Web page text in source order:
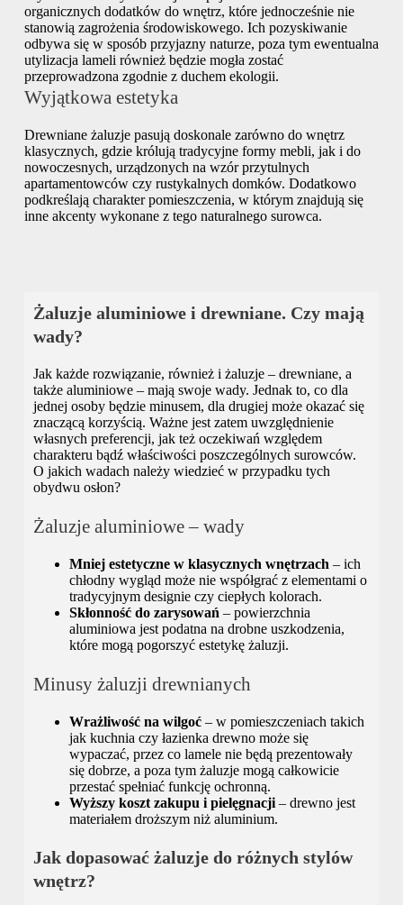
organicznych dodatków do wnętrz, które jednocześnie nie
stanowią zagrożenia środowiskowego. Ich pozyskiwanie
odbywa się w sposób przyjazny naturze, poza tym ewentualna
utylizacja lameli również będzie mogła zostać
przeprowadzona zgodnie z duchem ekologii.
Wyjątkowa estetyka
Drewniane żaluzje pasują doskonale zarówno do wnętrz
klasycznych, gdzie królują tradycyjne formy mebli, jak i do
nowoczesnych, urządzonych na wzór przytulnych
apartamentowców czy rustykalnych domków. Dodatkowo
podkreślają charakter pomieszczenia, w którym znajdują się
inne akcenty wykonane z tego naturalnego surowca.
Żaluzje aluminiowe i drewniane. Czy mają
wady?
Jak każde rozwiązanie, również i żaluzje – drewniane, a
także aluminiowe – mają swoje wady. Jednak to, co dla
jednej osoby będzie minusem, dla drugiej może okazać się
znaczącą korzyścią. Ważne jest zatem uwzględnienie
własnych preferencji, jak też oczekiwań względem
charakteru bądź właściwości poszczególnych surowców.
O jakich wadach należy wiedzieć w przypadku tych
obydwu osłon?
Żaluzje aluminiowe – wady
Mniej estetyczne w klasycznych wnętrzach – ich
chłodny wygląd może nie współgrać z elementami o
tradycyjnym designie czy ciepłych kolorach.
Skłonność do zarysowań – powierzchnia
aluminiowa jest podatna na drobne uszkodzenia,
które mogą pogorszyć estetykę żaluzji.
Minusy żaluzji drewnianych
Wrażliwość na wilgoć– w pomieszczeniach takich
jak kuchnia czy łazienka drewno może się
wypaczać, przez co lamele nie będą prezentowały
się dobrze, a poza tym żaluzje mogą całkowicie
przestać spełniać funkcję ochronną.
Wyższy koszt zakupu i pielęgnacji– drewno jest
materiałem droższym niż aluminium.
Jak dopasować żaluzje do różnych stylów
wnętrz?